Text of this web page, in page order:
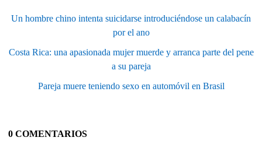
Un hombre chino intenta suicidarse introduciéndose un calabacín
por el ano
Costa Rica: una apasionada mujer muerde y arranca parte del pene
a su pareja
Pareja muere teniendo sexo en automóvil en Brasil
0 COMENTARIOS